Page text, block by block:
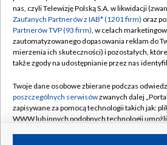
Emisja w TVP
Centrum informacji TVP
Naziemna Telewizja Cyfrowa
Rada Programowa
System NOS
Informacje o nadawcy
Polityka
Moje zgody
Pomoc
Kontakt
Kanały
nas, czyli Telewizję Polską S.A. w likwidacji
Zaufanych Partnerów z IAB* (1201 firm) oraz
Partnerów TVP (93 firm), w celach
zautomatyzowanego dopasowania reklam do
mierzenia ich skuteczności) i pozostałych,
także zgody na udostępnianie przez nas
Twoje dane osobowe zbierane podczas
poszczególnych serwisówzwanych dalej
zapisywane za pomocą technologii takich jak:
WWW lub innych podobnych technologii